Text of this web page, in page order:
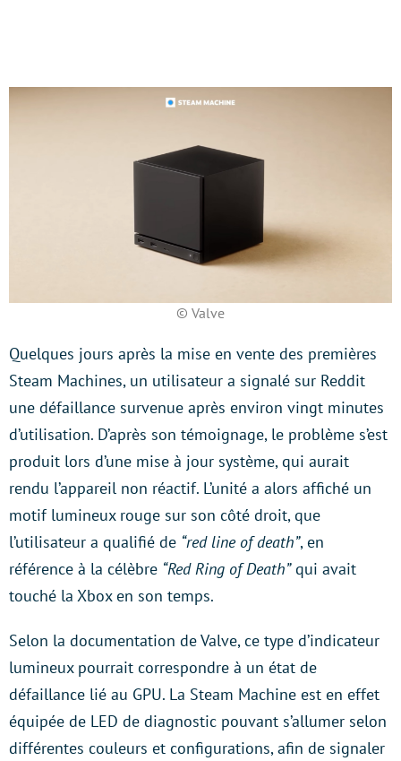
© Valve
Quelques jours après la mise en vente des premières
Steam Machines, un utilisateur a signalé sur Reddit
une défaillance survenue après environ vingt minutes
d’utilisation. D’après son témoignage, le problème s’est
produit lors d’une mise à jour système, qui aurait
rendu l’appareil non réactif. L’unité a alors affiché un
motif lumineux rouge sur son côté droit, que
l’utilisateur a qualifié de “red line of death”, en
référence à la célèbre “Red Ring of Death”qui avait
touché la Xbox en son temps.
Selon la documentation de Valve, ce type d’indicateur
lumineux pourrait correspondre à un état de
défaillance lié au GPU. La Steam Machine est en effet
équipée de LED de diagnostic pouvant s’allumer selon
différentes couleurs et configurations, afin de signaler